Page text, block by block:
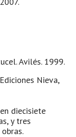
Avilés. 1999.
Nieva,
diecisiete
y tres